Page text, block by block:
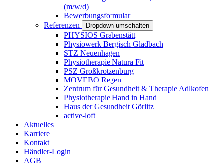
(m/w/d)
Bewerbungsformular
Referenzen
Dropdown umschalten
PHYSIOS Grabenstätt
Physiowerk Bergisch Gladbach
STZ Neuenhagen
Physiotherapie Natura Fit
PSZ Großkrotzenburg
MOVEBO Regen
Zentrum für Gesundheit & Therapie Adlkofen
Physiotherapie Hand in Hand
Haus der Gesundheit Görlitz
active-loft
Aktuelles
Karriere
Kontakt
Händler-Login
AGB